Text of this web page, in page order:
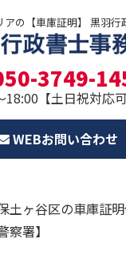
アの【車庫証明】 黒羽行
3749-
18:00【土日祝対応可
WEBお問い合わせ
土ヶ谷区の車庫証
察署】